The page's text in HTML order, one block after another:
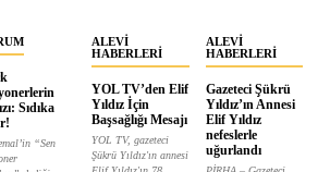
Sıdıka
“Sen
ALEVI
HABERLERI
YOL TV’den Elif
Yıldız İçin
Başsağlığı Mesajı
YOL TV, gazeteci
Şükrü Yıldız'ın annesi
ALEVI
HABERLERI
Gazeteci Şükrü
Yıldız’ın Annesi
Elif Yıldız
nefeslerle
uğurlandı